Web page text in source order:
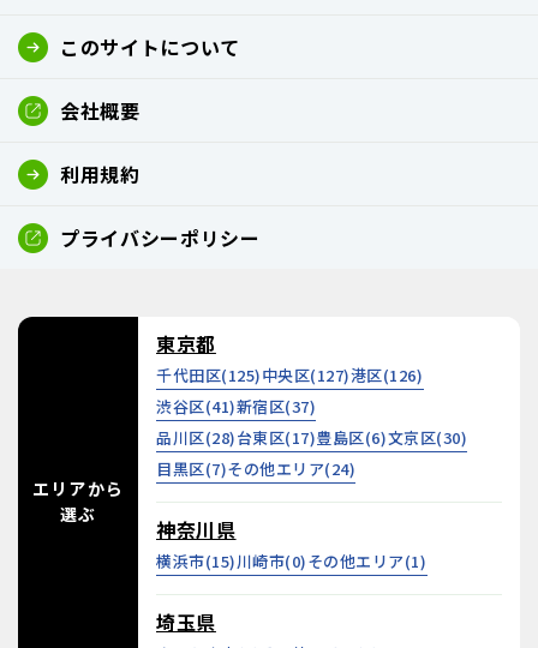
このサイトについて
会社概要
利用規約
プライバシーポリシー
エリアから
選ぶ
東京都
千代田区(125)中央区(127)港区(126)
渋谷区(41)新宿区(37)
品川区(28)台東区(17)豊島区(6)文京区(30)
目黒区(7)その他エリア(24)
神奈川県
横浜市(15)川崎市(0)その他エリア(1)
埼玉県